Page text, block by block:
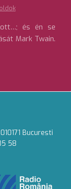
és én se
Mark Twain.
Bucuresti
58